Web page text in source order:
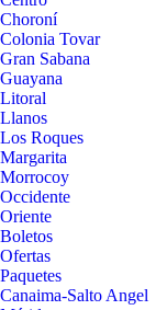
Choroní
Colonia Tovar
Gran Sabana
Guayana
Litoral
Llanos
Los Roques
Margarita
Morrocoy
Occidente
Oriente
Boletos
Ofertas
Paquetes
Canaima-Salto Angel